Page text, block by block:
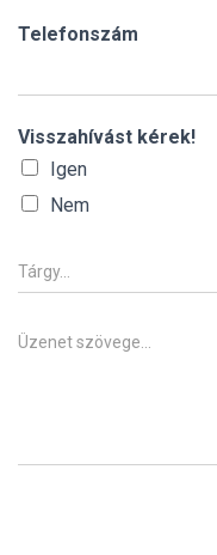
*
Telefonszám
Visszahívást kérek!
Igen
Nem
T
á
g
y
Ü